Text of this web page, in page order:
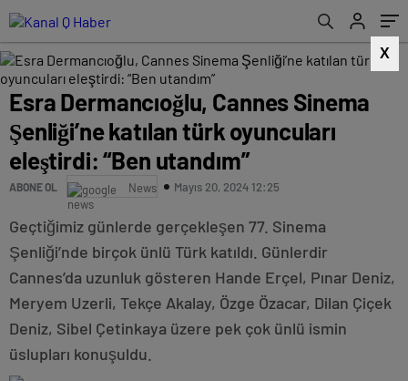
X
Esra Dermancıoğlu, Cannes Sinema
Şenliği’ne katılan türk oyuncuları
eleştirdi: “Ben utandım”
ABONE OL News Mayıs 20, 2024 12:25
Geçtiğimiz günlerde gerçekleşen 77. Sinema
Şenliği’nde birçok ünlü Türk katıldı. Günlerdir
Cannes’da uzunluk gösteren Hande Erçel, Pınar Deniz,
Meryem Uzerli, Tekçe Akalay, Özge Özacar, Dilan Çiçek
Deniz, Sibel Çetinkaya üzere pek çok ünlü ismin
üslupları konuşuldu.